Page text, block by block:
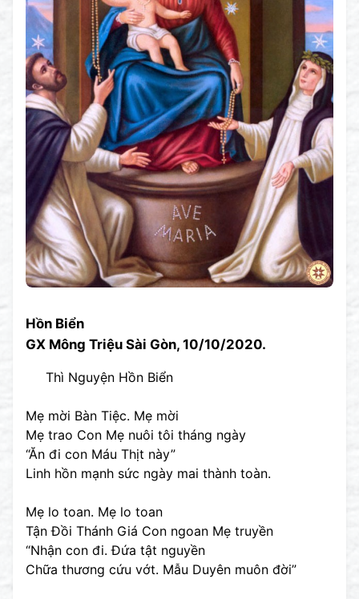
Hồn Biển
GX Mông Triệu Sài Gòn, 10/10/2020.
Thì Nguyện Hồn Biển
Mẹ mời Bàn Tiệc. Mẹ mời
Mẹ trao Con Mẹ nuôi tôi tháng ngày
“Ăn đi con Máu Thịt này”
Linh hồn mạnh sức ngày mai thành toàn.
Mẹ lo toan. Mẹ lo toan
Tận Đồi Thánh Giá Con ngoan Mẹ truyền
“Nhận con đi. Đứa tật nguyền
Chữa thương cứu vớt. Mẫu Duyên muôn đời”